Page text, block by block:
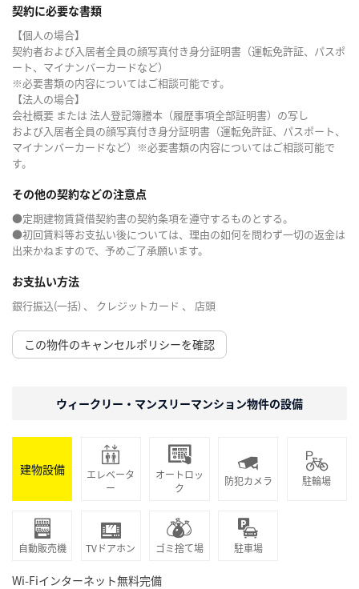
契約に必要な書類
【個人の場合】
契約者および入居者全員の顔写真付き身分証明書（運転免許証、パスポ
ート、マイナンバーカードなど）
※必要書類の内容についてはご相談可能です。
【法人の場合】
会社概要 または 法人登記簿謄本（履歴事項全部証明書）の写し
および入居者全員の顔写真付き身分証明書（運転免許証、パスポート、
マイナンバーカードなど）※必要書類の内容についてはご相談可能で
す。
その他の契約などの注意点
●定期建物賃貸借契約書の契約条項を遵守するものとする。
●初回賃料等お支払い後については、理由の如何を問わず一切の返金は
出来かねますので、予めご了承願います。
お支払い方法
銀行振込(一括) 、 クレジットカード 、 店頭
この物件のキャンセルポリシーを確認
ウィークリー・マンスリーマンション物件の設備
建物設備
エレベータ
ー
オートロッ
ク
防犯カメラ 駐輪場
自動販売機 TVドアホン ゴミ捨て場 駐車場
Wi-Fiインターネット無料完備